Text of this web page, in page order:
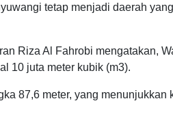
tetap menjadi daerah
Riza Al Fahrobi mengatakan,
10 juta meter kubik (m3).
87,6 meter, yang menunjukkan